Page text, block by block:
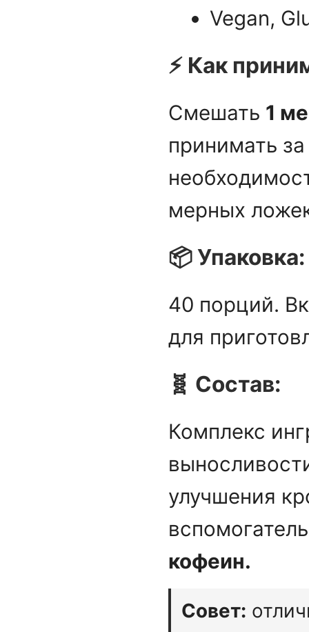
Vegan,
⚡ Как
Смешать 1
принимать
мерных
📦 Упаковка:
40 порций.
для
🧬 Состав:
Комплекс
улучшения
кофеин.
Совет: